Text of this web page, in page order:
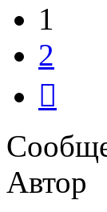
1
2
Автор